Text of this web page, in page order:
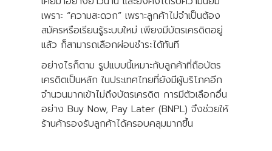
เพราะ “ความสะดวก” เพราะลูกค้าไม่จำเป็นต้อง
สมัครหรือเรียนรู้ระบบใหม่ เพียงมีบัตรเครดิตอยู่
แล้ว ก็สามารถเลือกผ่อนชำระได้ทันที
อย่างไรก็ตาม รูปแบบนี้เหมาะกับลูกค้าที่ถือบัตร
เครดิตเป็นหลัก ในประเทศไทยที่ยังมีผู้บริโภคอีก
จำนวนมากเข้าไม่ถึงบัตรเครดิต การมีตัวเลือกอื่น
อย่าง Buy Now, Pay Later (BNPL) จึงช่วยให้
ร้านค้ารองรับลูกค้าได้ครอบคลุมมากขึ้น